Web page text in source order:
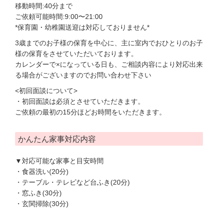
移動時間:40分まで
ご依頼可能時間:9:00〜21:00
*保育園・幼稚園送迎は対応しておりません*
3歳までのお子様の保育を中心に、主に室内でおひとりのお子
様の保育をさせていただいております。
カレンダーで×になっている日も、ご相談内容により対応出来
る場合がございますのでお問い合わせ下さい
<初回面談について>
・初回面談は必須とさせていただきます。
ご依頼の最初の15分ほどお時間をいただきます。
かんたん家事対応内容
▼対応可能な家事と目安時間
・食器洗い(20分)
・テーブル・テレビなど台ふき(20分)
・窓ふき(30分)
・玄関掃除(30分)